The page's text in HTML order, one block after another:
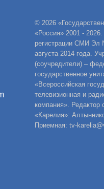
© 2026
«Россия» 2001 -
регистрации СМИ Эл
августа 2014 года.
(соучредители) –
государственное
«Всероссийская
телевизионная и
компания». Редактор
«Карелия»:
Приемная: tv-